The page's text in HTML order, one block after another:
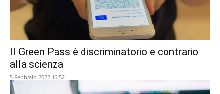
Il Green Pass è discriminatorio e contrario
alla scienza
5 Febbraio 2022 16:52